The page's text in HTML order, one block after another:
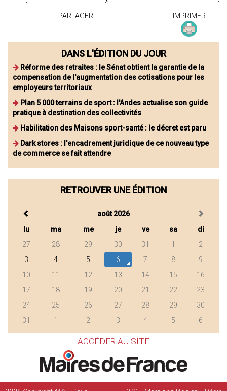
PARTAGER IMPRIMER
DANS L'ÉDITION DU JOUR
Réforme des retraites : le Sénat obtient la garantie de la
compensation de l'augmentation des cotisations pour les
employeurs territoriaux
Plan 5 000 terrains de sport : l'Andes actualise son guide
pratique à destination des collectivités
Habilitation des Maisons sport-santé : le décret est paru
Dark stores : l'encadrement juridique de ce nouveau type
de commerce se fait attendre
RETROUVER UNE ÉDITION
août 2026
lu
ma me je ve sa
di
27
28 29 30 31 1
2
3
4 5 6 7 8
9
10
11 12 13 14 15
16
17
18 19 20 21 22
23
24
25 26 27 28 29
30
31
1 2 3 4 5 6
ACCÉDER AU SITE